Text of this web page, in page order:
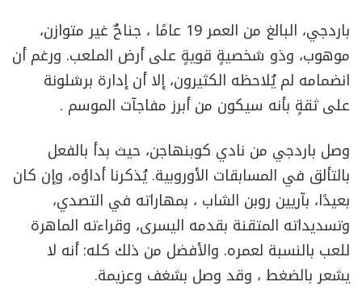
باردجي، البالغ من العمر 19 عامًا ، جناحٌ غير متوازن،
موهوب، وذو شخصيةٍ قويةٍ على أرض الملعب. ورغم أن
انضمامه لم يُلاحظه الكثيرون، إلا أن إدارة برشلونة
على ثقةٍ بأنه سيكون من أبرز مفاجآت الموسم .
وصل باردجي من نادي كوبنهاجن، حيث بدأ بالفعل
بالتألق في المسابقات الأوروبية. يُذكرنا أداؤه، وإن كان
بعيدًا، بآريين روبن الشاب ، بمهاراته في التصدي،
وتسديداته المتقنة بقدمه اليسرى، وقراءته الماهرة
للعب بالنسبة لعمره. والأفضل من ذلك كله: أنه لا
يشعر بالضغط ، وقد وصل بشغف وعزيمة.